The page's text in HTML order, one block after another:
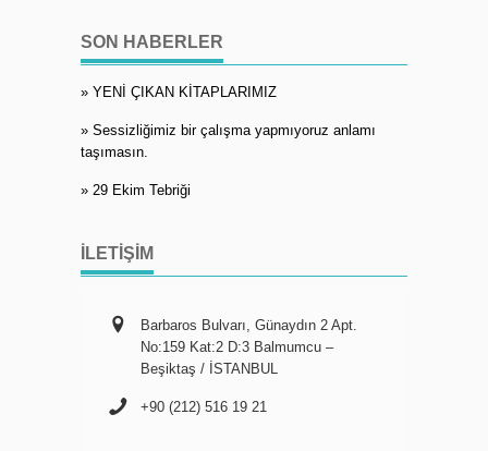
SON HABERLER
» YENİ ÇIKAN KİTAPLARIMIZ
» Sessizliğimiz bir çalışma yapmıyoruz anlamı
taşımasın.
» 29 Ekim Tebriği
İLETIŞIM
Barbaros Bulvarı, Günaydın 2 Apt.
No:159 Kat:2 D:3 Balmumcu –
Beşiktaş / İSTANBUL
+90 (212) 516 19 21